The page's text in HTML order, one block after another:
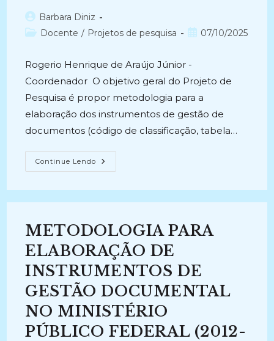
Autor
do
Barbara Diniz
Categoria
Docente / Projetos de pesquisa
Post07/10/2025
Rogerio Henrique de Araújo Júnior -
Coordenador O objetivo geral do Projeto de
Pesquisa é propor metodologia para a
elaboração dos instrumentos de gestão de
documentos (código de classificação, tabela…
Continue Lendo METODOLOGIA
PARA
INSTRUMENTOS
DE
DOCUMENTOS:
ESTUDO
DE
CASO
DA
GERAL
DA
UNIÃO
(CGU)
(2015-
2016)
METODOLOGIA PARA
ELABORAÇÃO DE
INSTRUMENTOS DE
GESTÃO DOCUMENTAL
NO MINISTÉRIO
PÚBLICO FEDERAL (2012-